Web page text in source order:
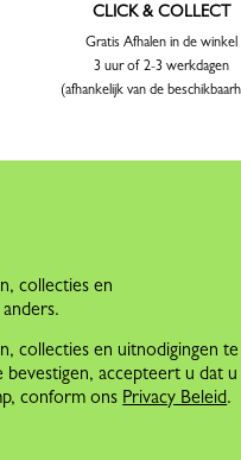
CLICK & COLLECT
Gratis Afhalen in de winkel
3 uur of 2-3 werkdagen
(afhankelijk van de
collecties en
collecties en uitnodigingen
accepteert u dat
conform ons Privacy Beleid.